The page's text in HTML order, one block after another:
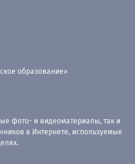
образование»
фото- и видеоматериалы, так и
в Интернете, используемые